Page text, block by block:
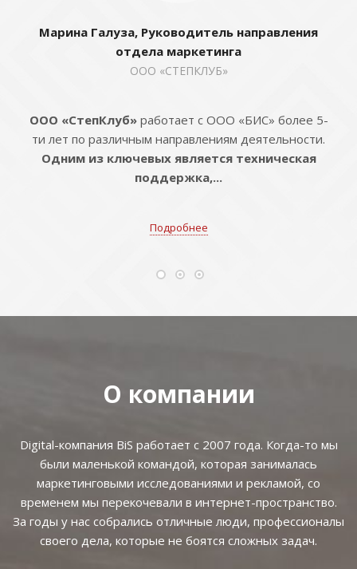
Марина Галуза, Руководитель направления
отдела маркетинга
ООО «СТЕПКЛУБ»
ООО «СтепКлуб»работает с ООО «БИС» более 5-
ти лет по различным направлениям деятельности.
Одним из ключевых является техническая
поддержка,...
Подробнее
О компании
Digital-компания BiS работает с 2007 года. Когда-то мы
были маленькой командой, которая занималась
маркетинговыми исследованиями и рекламой, со
временем мы перекочевали в интернет-пространство.
За годы у нас собрались отличные люди, профессионалы
своего дела, которые не боятся сложных задач.